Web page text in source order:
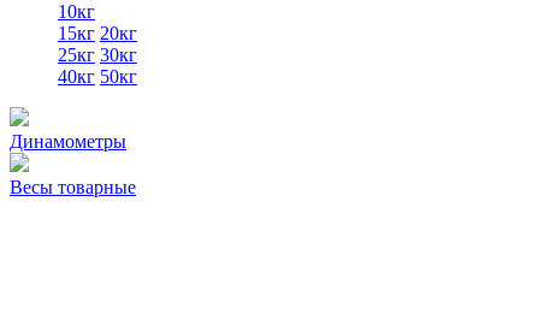
10кг
15кг 20кг
25кг 30кг
40кг 50кг
Динамометры
Весы товарные